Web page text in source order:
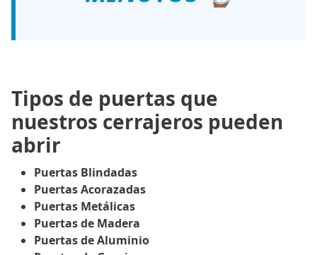
Tipos de puertas que
nuestros cerrajeros pueden
abrir
Puertas Blindadas
Puertas Acorazadas
Puertas Metálicas
Puertas de Madera
Puertas de Aluminio